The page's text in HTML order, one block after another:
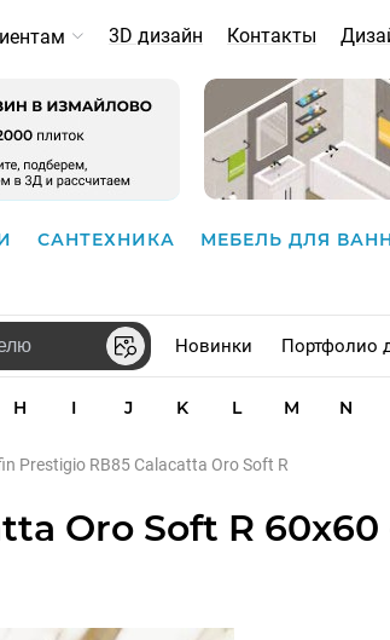
3D дизайн Контакты
САНТЕХНИКА МЕБЕЛЬ ДЛЯ
Новинки Портфолио
H I J K L M N
Prestigio RB85 Calacatta Oro Soft R
Oro Soft R